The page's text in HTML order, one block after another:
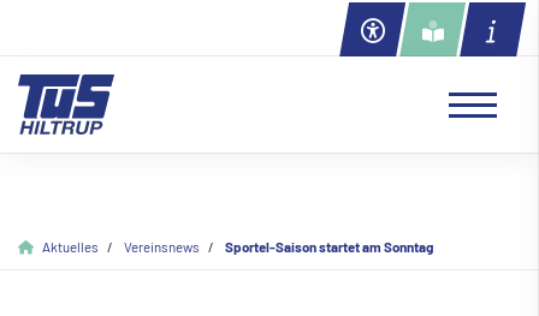
Aktuelles Vereinsnews Sportel-Saison startet am Sonntag